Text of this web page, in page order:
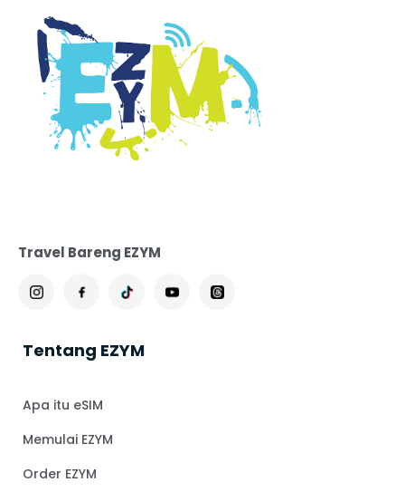
Travel Bareng EZYM
Tentang EZYM
Apa itu eSIM
Memulai EZYM
Order EZYM